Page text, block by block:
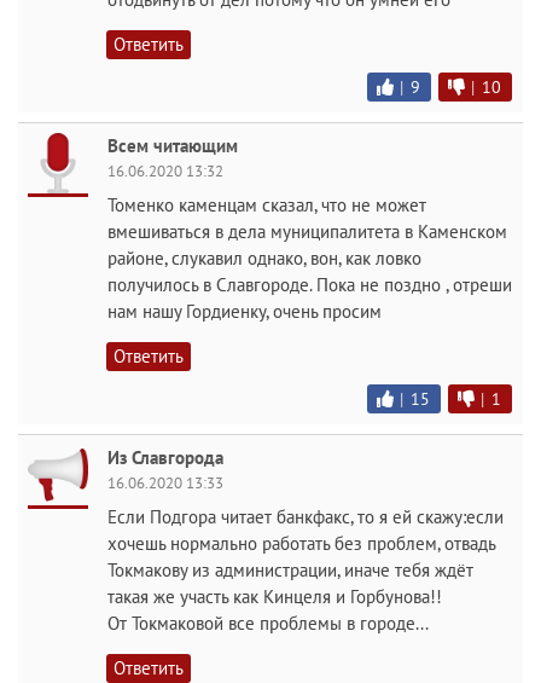
Ответить
| 9 | 10
Всем читающим
16.06.2020 13:32
Томенко каменцам сказал, что не может
вмешиваться в дела муниципалитета в Каменском
районе, слукавил однако, вон, как ловко
получилось в Славгороде. Пока не поздно , отреши
нам нашу Гордиенку, очень просим
Ответить
| 15 | 1
Из Славгорода
16.06.2020 13:33
Если Подгора читает банкфакс, то я ей скажу:если
хочешь нормально работать без проблем, отвадь
Токмакову из администрации, иначе тебя ждёт
такая же участь как Кинцеля и Горбунова!!
От Токмаковой все проблемы в городе...
Ответить